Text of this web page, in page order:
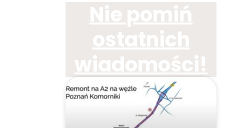
Nie pomiń
ostatnich
wiadomości!